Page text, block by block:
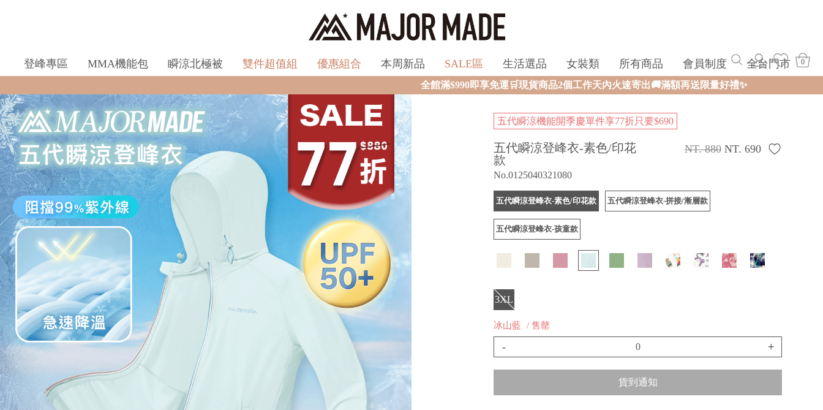
登峰專區 MMA機能包 瞬涼北極被 雙件超值組 優惠組合 本周新品 SALE區 生活選品 女裝類 所有商品 會員制度 全台門市 0
全館滿$990即享免運🛒現貨商品2個工作天內火速寄出🚚滿額再送限量好禮✨
五代瞬涼機能開季慶單件享77折只要$690
五代瞬涼登峰衣-素色/印花
款
No.0125040321080
NT. 880 NT. 690
五代瞬涼登峰衣-素色/印花款 五代瞬涼登峰衣-拼接/漸層款
五代瞬涼登峰衣-孩童款
3XL
冰山藍 / 售罄
- +
貨到通知